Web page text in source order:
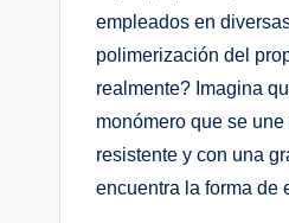
empleados en
polimerización del
realmente? Imagina
monómero que se
resistente y con una
encuentra la forma de